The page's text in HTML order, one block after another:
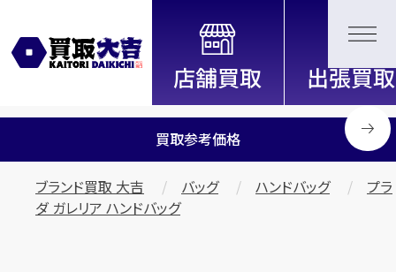
全国2200店舗以上展開中！
信頼と実績の買取専門店「買取大
吉」
買取参考価格
ブランド買取 大吉 バッグ ハンドバッグ
プラ
ダ ガレリア ハンドバッグ